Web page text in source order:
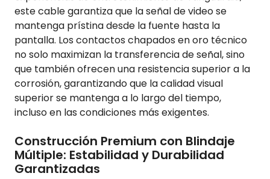
este cable garantiza que la señal de video se
mantenga prístina desde la fuente hasta la
pantalla. Los contactos chapados en oro técnico
no solo maximizan la transferencia de señal, sino
que también ofrecen una resistencia superior a la
corrosión, garantizando que la calidad visual
superior se mantenga a lo largo del tiempo,
incluso en las condiciones más exigentes.
Construcción Premium con Blindaje
Múltiple: Estabilidad y Durabilidad
Garantizadas